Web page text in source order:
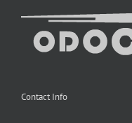
Contact Info